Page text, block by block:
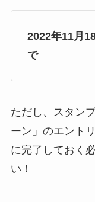
2022年11月
で
ただし、スタン
ーン」のエント
に完了しておく
い！